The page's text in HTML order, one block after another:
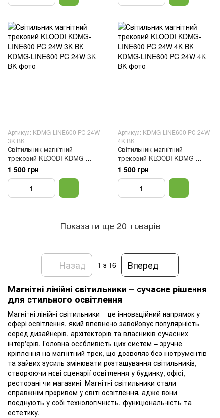
Артикул: KDMG-LINE600 PC 24W
3K BK
Світильник магнітний
трековий KLOODI KDMG-
LINE600 PC 24W 3K BK
1 500 грн
Артикул: KDMG-LINE600 PC 24W
4K BK
Світильник магнітний
трековий KLOODI KDMG-
LINE600 PC 24W 4K BK
1 500 грн
Показати ще 20 товарів
Назад 1 з 16
Вперед
Магнітні лінійні світильники – сучасне рішення
для стильного освітлення
Магнітні лінійні світильники – це інноваційний напрямок у
сфері освітлення, який впевнено завойовує популярність
серед дизайнерів, архітекторів та власників сучасних
інтер'єрів. Головна особливість цих систем – зручне
кріплення на магнітний трек, що дозволяє без інструментів
та зайвих зусиль змінювати розташування світильників,
створюючи нові сценарії освітлення у будинку, офісі,
ресторані чи магазині. Магнітні світильники стали
справжнім проривом у світі освітлення, адже вони
поєднують у собі технологічність, функціональність та
естетику.